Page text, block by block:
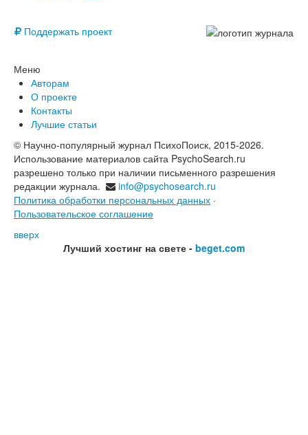
Поддержать проект
Меню
Авторам
О проекте
Контакты
Лучшие статьи
© Научно-популярный журнал ПсихоПоиск, 2015-2026.
Использование материалов сайта PsychoSearch.ru
разрешено только при наличии письменного разрешения
редакции журнала.
info@psychosearch.ru
Политика обработки персональных данных ·
Пользовательское соглашение
вверх
Лучший хостинг на свете - beget.com